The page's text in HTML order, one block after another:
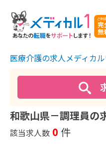
医療介護の求人メディカ
和歌山県－調理員の
該当求人数 0 件